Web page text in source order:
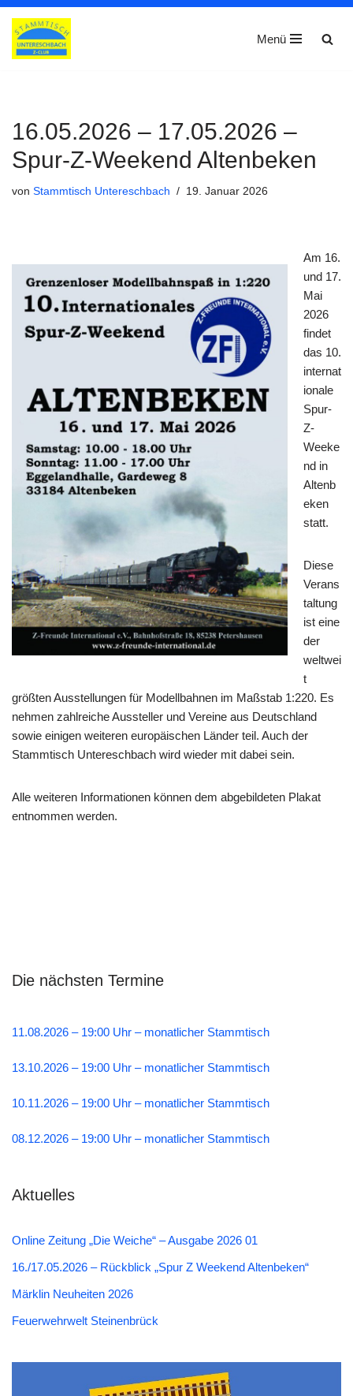
Zum
Inhalt
Menü
16.05.2026 – 17.05.2026 –
Spur-Z-Weekend Altenbeken
von Stammtisch Untereschbach 19. Januar 2026
Am 16.
und 17.
Mai
2026
findet
das 10.
internat
ionale
Spur-
Z-
Weeke
nd in
Altenb
eken
statt.
Diese
Verans
taltung
ist eine
der
weltwei
t
größten Ausstellungen für Modellbahnen im Maßstab 1:220. Es
nehmen zahlreiche Aussteller und Vereine aus Deutschland
sowie einigen weiteren europäischen Länder teil. Auch der
Stammtisch Untereschbach wird wieder mit dabei sein.
Alle weiteren Informationen können dem abgebildeten Plakat
entnommen werden.
Die nächsten Termine
11.08.2026 – 19:00 Uhr – monatlicher Stammtisch
13.10.2026 – 19:00 Uhr – monatlicher Stammtisch
10.11.2026 – 19:00 Uhr – monatlicher Stammtisch
08.12.2026 – 19:00 Uhr – monatlicher Stammtisch
Aktuelles
Online Zeitung „Die Weiche“ – Ausgabe 2026 01
16./17.05.2026 – Rückblick „Spur Z Weekend Altenbeken“
Märklin Neuheiten 2026
Feuerwehrwelt Steinenbrück